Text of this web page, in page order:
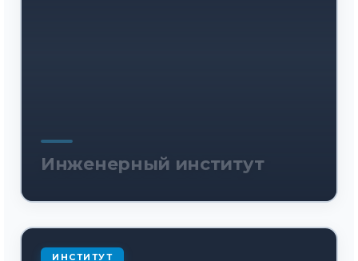
Инженерный институт
ИНСТИТУТ